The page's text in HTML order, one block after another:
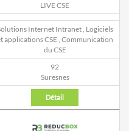
LIVE CSE
Internet Intranet, Logiciels
applications CSE, Communication
du CSE
92
Suresnes
Détail